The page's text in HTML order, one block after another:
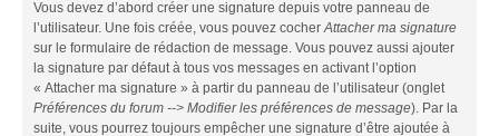
Vous devez d’abord créer une signature depuis votre panneau de
l’utilisateur. Une fois créée, vous pouvez cocherAttacher ma signature
sur le formulaire de rédaction de message. Vous pouvez aussi ajouter
la signature par défaut à tous vos messages en activant l’option
« Attacher ma signature » à partir du panneau de l’utilisateur (onglet
Préférences du forum --> Modifier les préférences de message). Par la
suite, vous pourrez toujours empêcher une signature d’être ajoutée à